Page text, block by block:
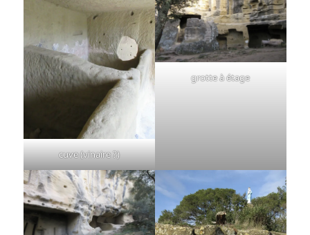
cuve (vinaire ?)
grotte à étage